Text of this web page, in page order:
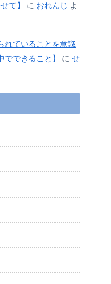
て】
に おれんじ よ
れていることを意識
できること】
に せ